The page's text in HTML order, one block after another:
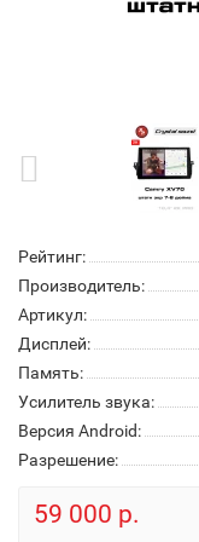
Рейтинг:
Производитель:
Артикул:
Дисплей:
Память:
Усилитель звука:
Версия Android:
Разрешение:
59 000 р.